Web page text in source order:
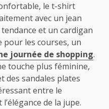
le t-shirt
avec un jean
et un cardigan
pour les courses, un
journée de shopping.
touche plus féminine,
des sandales plates
entre le
de la jupe.